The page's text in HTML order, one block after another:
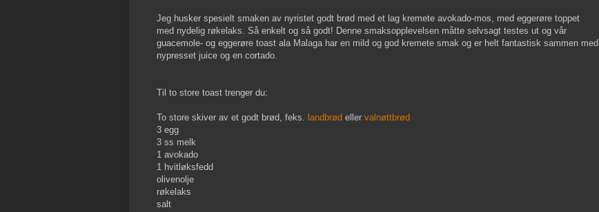
Jeg husker spesielt smaken av nyristet godt brød med et lag kremete avokado-mos, med eggerøre toppet
med nydelig røkelaks. Så enkelt og så godt! Denne smaksopplevelsen måtte selvsagt testes ut og vår
guacemole- og eggerøre toast ala Malaga har en mild og god kremete smak og er helt fantastisk sammen med
nypresset juice og en cortado.
Til to store toast trenger du:
To store skiver av et godt brød, feks. landbrød eller valnøttbrød
3 egg
3 ss melk
1 avokado
1 hvitløksfedd
olivenolje
røkelaks
salt